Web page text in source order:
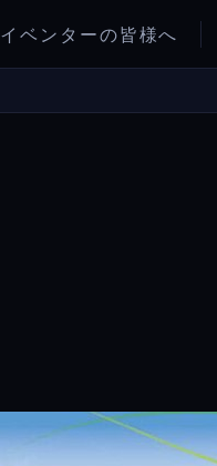
イベンターの皆様へ